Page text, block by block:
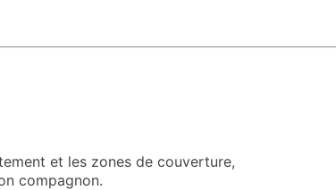
et les zones de couverture,
compagnon.